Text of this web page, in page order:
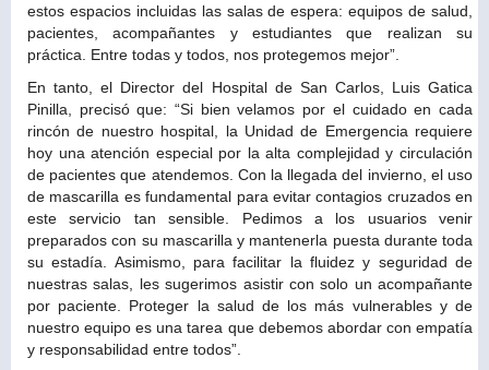
estos espacios incluidas las salas de espera: equipos de salud,
pacientes, acompañantes y estudiantes que realizan su
práctica. Entre todas y todos, nos protegemos mejor”.
En tanto, el Director del Hospital de San Carlos, Luis Gatica
Pinilla, precisó que: “Si bien velamos por el cuidado en cada
rincón de nuestro hospital, la Unidad de Emergencia requiere
hoy una atención especial por la alta complejidad y circulación
de pacientes que atendemos. Con la llegada del invierno, el uso
de mascarilla es fundamental para evitar contagios cruzados en
este servicio tan sensible. Pedimos a los usuarios venir
preparados con su mascarilla y mantenerla puesta durante toda
su estadía. Asimismo, para facilitar la fluidez y seguridad de
nuestras salas, les sugerimos asistir con solo un acompañante
por paciente. Proteger la salud de los más vulnerables y de
nuestro equipo es una tarea que debemos abordar con empatía
y responsabilidad entre todos”.